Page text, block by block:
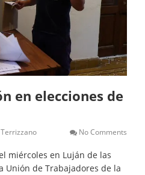
en elecciones de
No Comments
miércoles en Luján de las
Unión de Trabajadores de la